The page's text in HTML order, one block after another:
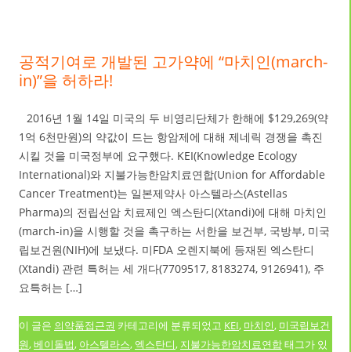
공적기여로 개발된 고가약에 “마치인(march-
in)”을 허하라!
2016년 1월 14일 미국의 두 비영리단체가 한해에 $129,269(약
1억 6천만원)의 약값이 드는 항암제에 대해 제네릭 경쟁을 촉진
시킬 것을 미국정부에 요구했다. KEI(Knowledge Ecology
International)와 지불가능한암치료연합(Union for Affordable
Cancer Treatment)는 일본제약사 아스텔라스(Astellas
Pharma)의 전립선암 치료제인 엑스탄디(Xtandi)에 대해 마치인
(march-in)을 시행할 것을 촉구하는 서한을 보건부, 국방부, 미국
립보건원(NIH)에 보냈다. 미FDA 오렌지북에 등재된 엑스탄디
(Xtandi) 관련 특허는 세 개다(7709517, 8183274, 9126941), 주
요특허는 […]
이 글은 의약품접근권 카테고리에 분류되었고 KEI, 마치인, 미국립보건
원,베이돌법, 아스텔라스, 엑스탄디, 지불가능한암치료연합태그가 있